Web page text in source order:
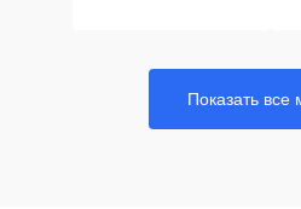
Показать все